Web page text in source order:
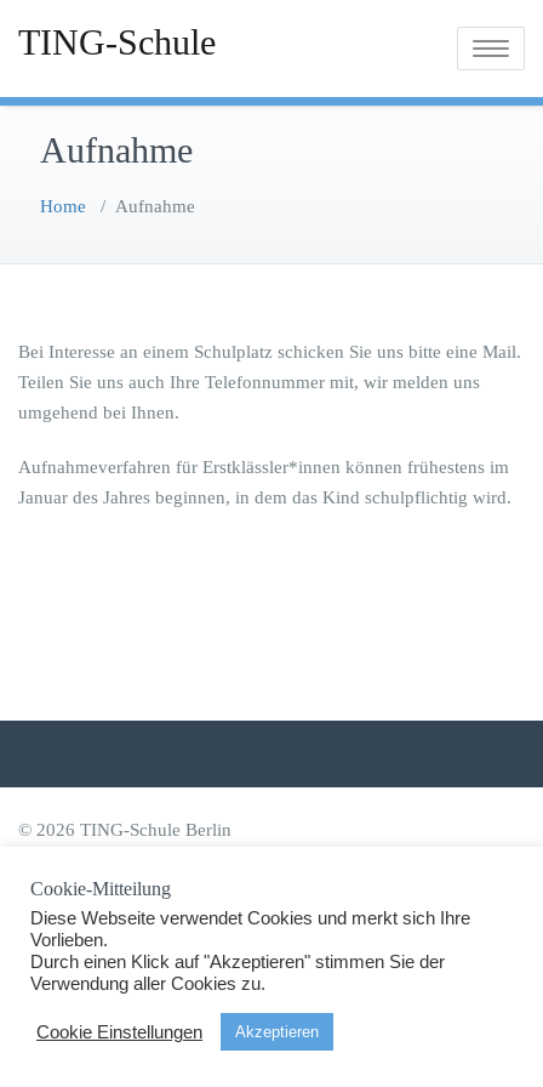
TING-Schule Toggle
Aufnahme
Home / Aufnahme
Bei Interesse an einem Schulplatz schicken Sie uns bitte eine Mail.
Teilen Sie uns auch Ihre Telefonnummer mit, wir melden uns
umgehend bei Ihnen.
Aufnahmeverfahren für Erstklässler*innen können frühestens im
Januar des Jahres beginnen, in dem das Kind schulpflichtig wird.
© 2026 TING-Schule Berlin
Cookie-Mitteilung
Diese Webseite verwendet Cookies und merkt sich Ihre
Vorlieben.
Durch einen Klick auf "Akzeptieren" stimmen Sie der
Verwendung aller Cookies zu.
Cookie Einstellungen Akzeptieren